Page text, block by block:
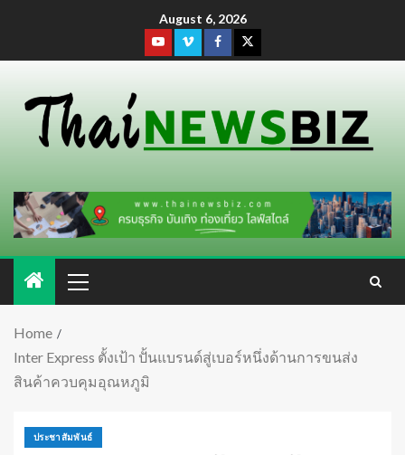
August 6, 2026
Home
Inter Express ตั้งเป้า ปั้นแบรนด์สู่เบอร์หนึ่งด้านการขนส่ง
สินค้าควบคุมอุณหภูมิ
ประชาสัมพันธ์